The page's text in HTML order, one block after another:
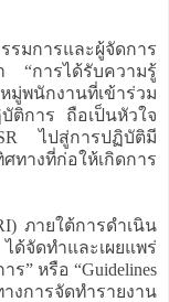
รและผู้จัดการ
“การได้รับความรู้
พนักงานที่เข้าร่วม
ติการ ถือเป็นหัวใจ
ไปสู่การปฏิบัติมี
ทางที่ก่อให้เกิดการ
ภายใต้การดำเนิน
ด้จัดทำและเผยแพร่
” หรือ “Guidelines
างการจัดทำรายงาน